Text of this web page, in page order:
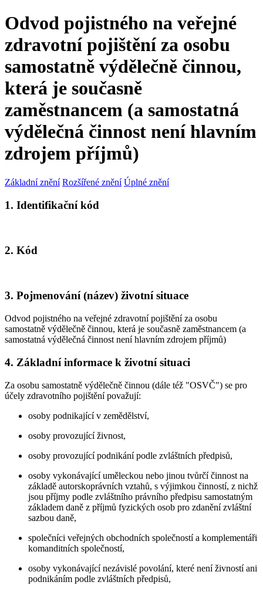
Odvod pojistného na veřejné
zdravotní pojištění za osobu
samostatně výdělečně činnou,
která je současně
zaměstnancem (a samostatná
výdělečná činnost není hlavním
zdrojem příjmů)
Základní znění Rozšířené znění Úplné znění
1. Identifikační kód
2. Kód
3. Pojmenování (název) životní situace
Odvod pojistného na veřejné zdravotní pojištění za osobu
samostatně výdělečně činnou, která je současně zaměstnancem (a
samostatná výdělečná činnost není hlavním zdrojem příjmů)
4. Základní informace k životní situaci
Za osobu samostatně výdělečně činnou (dále též "OSVČ") se pro
účely zdravotního pojištění považují:
osoby podnikající v zemědělství,
osoby provozující živnost,
osoby provozující podnikání podle zvláštních předpisů,
osoby vykonávající uměleckou nebo jinou tvůrčí činnost na
základě autorskoprávních vztahů, s výjimkou činností, z nichž
jsou příjmy podle zvláštního právního předpisu samostatným
základem daně z příjmů fyzických osob pro zdanění zvláštní
sazbou daně,
společníci veřejných obchodních společností a komplementáři
komanditních společností,
osoby vykonávající nezávislé povolání, které není živností ani
podnikáním podle zvláštních předpisů,